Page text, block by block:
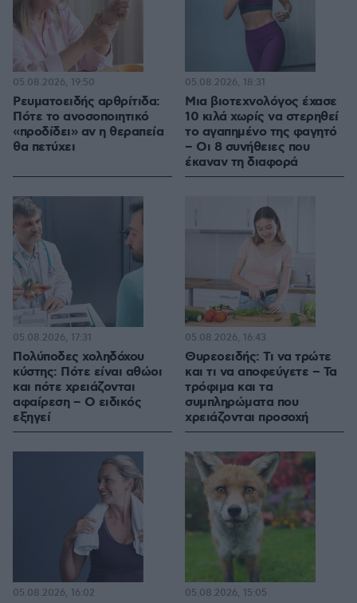
Ρευματοειδής αρθρίτιδα:
Πότε το ανοσοποιητικό
«προδίδει» αν η θεραπεία
θα πετύχει
05.08.2026, 19:50
Μια βιοτεχνολόγος έχασε
10 κιλά χωρίς να στερηθεί
το αγαπημένο της φαγητό
– Οι 8 συνήθειες που
έκαναν τη διαφορά
05.08.2026, 18:31
Πολύποδες χοληδόχου
κύστης: Πότε είναι αθώοι
και πότε χρειάζονται
αφαίρεση – Ο ειδικός
εξηγεί
05.08.2026, 17:31
Θυρεοειδής: Τι να τρώτε
και τι να αποφεύγετε – Τα
τρόφιμα και τα
συμπληρώματα που
χρειάζονται προσοχή
05.08.2026, 16:43
05.08.2026, 16:02 05.08.2026, 15:05